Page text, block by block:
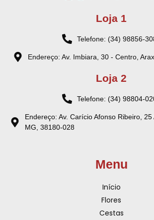
Loja 1
Telefone: (34) 98856-
Endereço: Av. Imbiara, 30 - Centro,
Loja 2
Telefone: (34) 98804-
Endereço: Av. Carício Afonso Ribeiro,
MG, 38180-028
Menu
Início
Flores
Cestas